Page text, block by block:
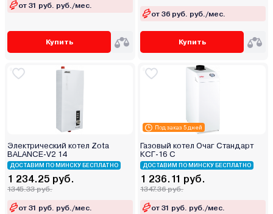
от 31 руб. руб./мес.
Купить
от 36 руб. руб./мес.
Купить
Электрический котел Zota
BALANCE-V2 14
ДОСТАВИМ ПО МИНСКУ БЕСПЛАТНО
1 234.25 руб.
1345.33 руб.
от 31 руб. руб./мес.
Под заказ 5 дней
Газовый котел Очаг Стандарт
КСГ-16 С
ДОСТАВИМ ПО МИНСКУ БЕСПЛАТНО
1 236.11 руб.
1347.36 руб.
от 31 руб. руб./мес.